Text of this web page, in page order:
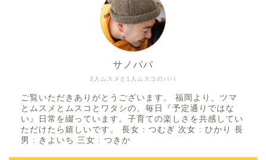
3人ムスメと1人ムスコのパパ
サノパパ
ご覧いただきありがとうございます。 福岡より、ツマ
とムスメとムスコとワタシの、毎日『予定通りではな
い』日常を綴っています。子育ての楽しさを共感してい
ただけたら嬉しいです。 長女 : つむぎ 次女 : ひかり 長
男 : きよいち 三女 : つきか